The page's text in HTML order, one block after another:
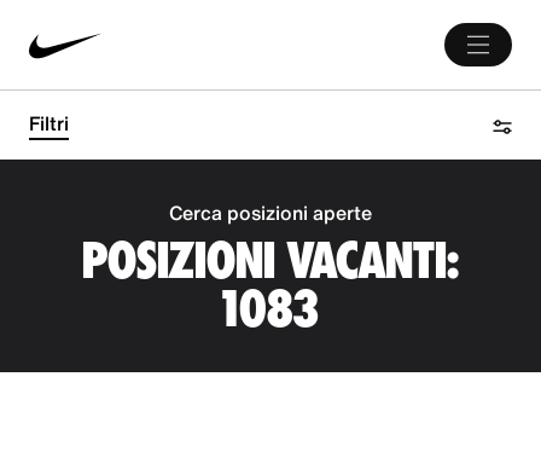
Filtri
Cerca posizioni aperte
POSIZIONI VACANTI:
1083